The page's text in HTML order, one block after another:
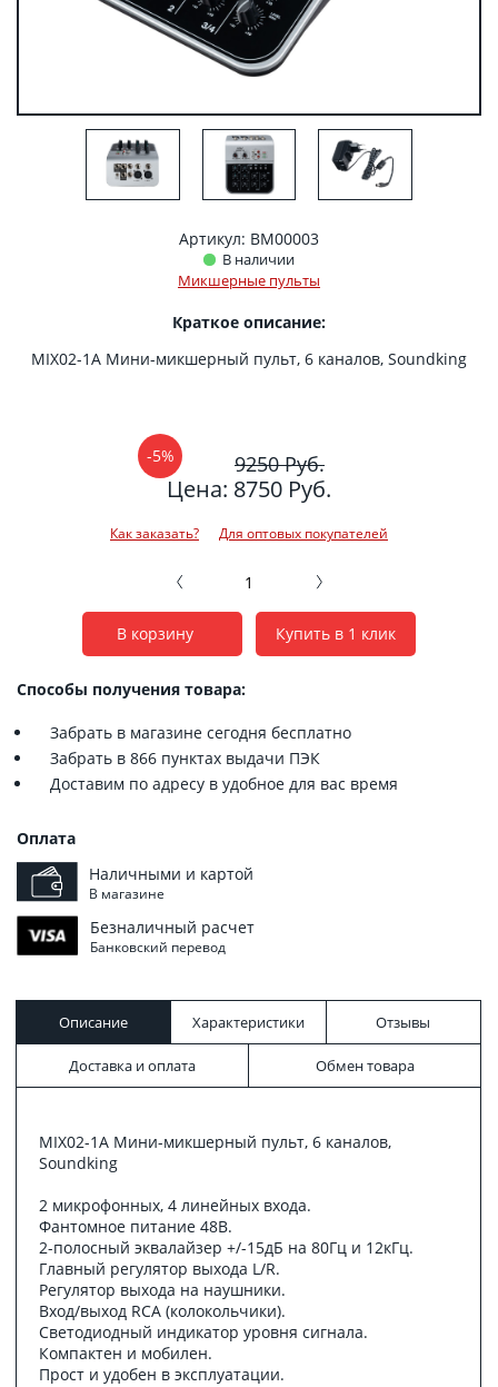
Артикул: BM00003
В наличии
Микшерные пульты
Краткое описание:
MIX02-1A Мини-микшерный пульт, 6 каналов, Soundking
-5% 9250 Руб.
Цена: 8750 Руб.
Как заказать? Для оптовых покупателей
В корзину Купить в 1 клик
Способы получения товара:
Забрать в магазине сегодня бесплатно
Забрать в 866 пунктах выдачи ПЭК
Доставим по адресу в удобное для вас время
Оплата
Наличными и картой
В магазине
Безналичный расчет
Банковский перевод
Описание Характеристики Отзывы
Доставка и оплата Обмен товара
MIX02-1A Мини-микшерный пульт, 6 каналов,
Soundking
2 микрофонных, 4 линейных входа.
Фантомное питание 48В.
2-полосный эквалайзер +/-15дБ на 80Гц и 12кГц.
Главный регулятор выхода L/R.
Регулятор выхода на наушники.
Вход/выход RCA (колокольчики).
Светодиодный индикатор уровня сигнала.
Компактен и мобилен.
Прост и удобен в эксплуатации.